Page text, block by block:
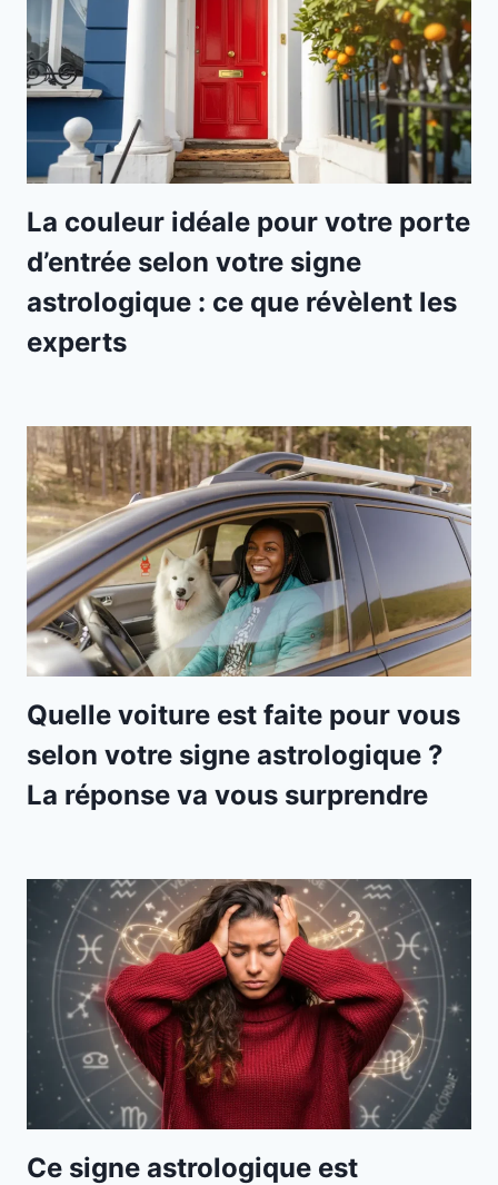
La couleur idéale pour votre porte
d’entrée selon votre signe
astrologique : ce que révèlent les
experts
Quelle voiture est faite pour vous
selon votre signe astrologique ?
La réponse va vous surprendre
Ce signe astrologique est